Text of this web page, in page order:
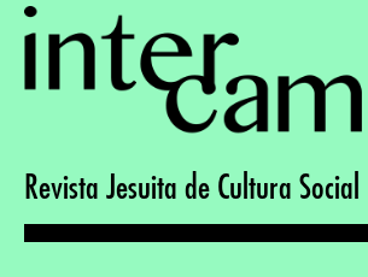
Revista Jesuita de Cultura Social